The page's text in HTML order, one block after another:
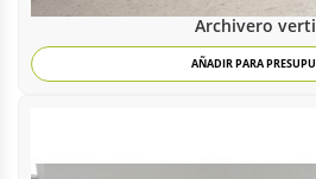
Archivero
AÑADIR PARA